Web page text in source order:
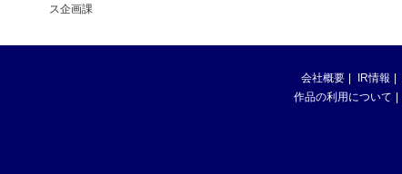
ス企画課
会社概要 IR情報
作品の利用について